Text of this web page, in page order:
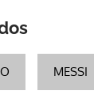
MESSI